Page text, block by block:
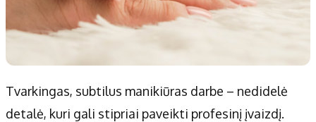
Tvarkingas, subtilus manikiūras darbe – nedidelė
detalė, kuri gali stipriai paveikti profesinį įvaizdį.